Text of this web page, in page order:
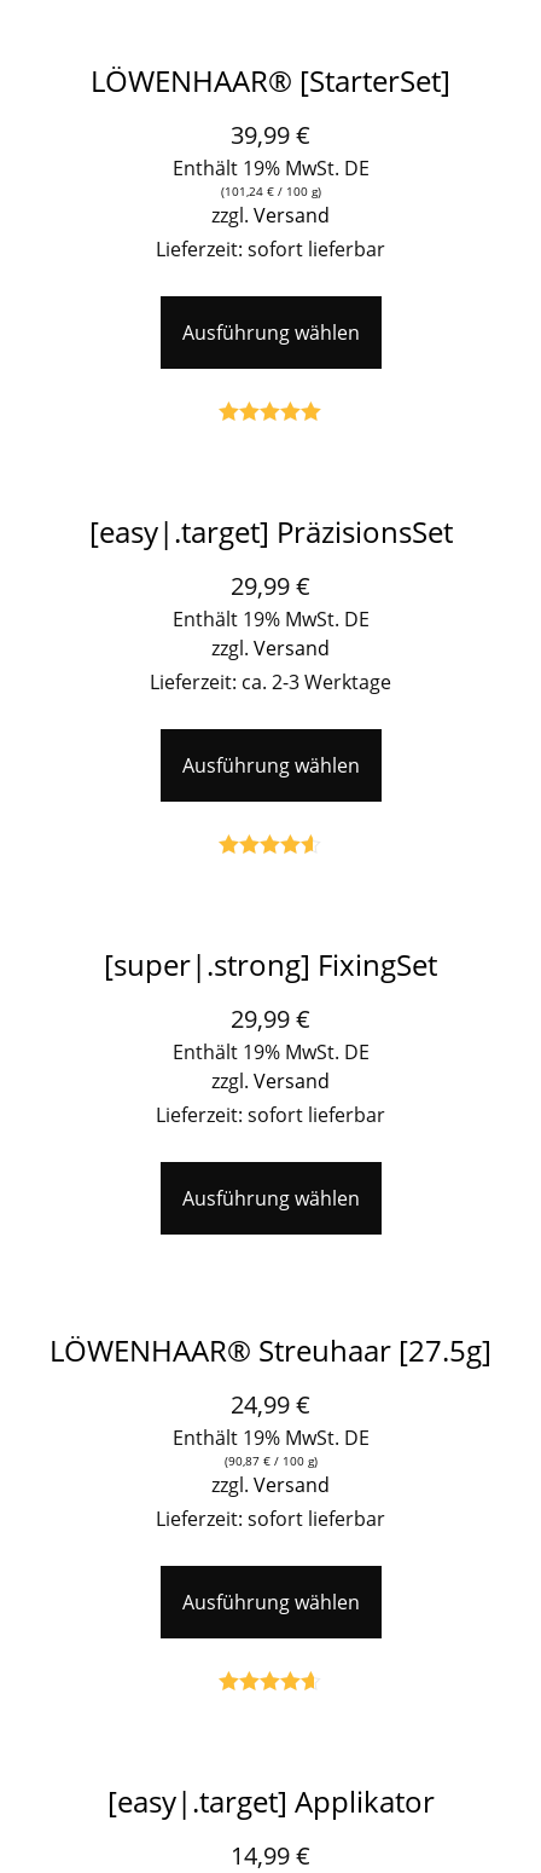
LÖWENHAAR® [StarterSet]
39,99€
Enthält 19% MwSt. DE
(101,24 €/ 100 g)
zzgl. Versand
Lieferzeit: sofort lieferbar
Ausführung wählen
[easy|.target] PräzisionsSet
29,99€
Enthält 19% MwSt. DE
zzgl. Versand
Lieferzeit: ca. 2-3 Werktage
Ausführung wählen
[super|.strong] FixingSet
29,99€
Enthält 19% MwSt. DE
zzgl. Versand
Lieferzeit: sofort lieferbar
Ausführung wählen
LÖWENHAAR® Streuhaar [27.5g]
24,99€
Enthält 19% MwSt. DE
(90,87 €/ 100 g)
zzgl. Versand
Lieferzeit: sofort lieferbar
Ausführung wählen
[easy|.target] Applikator
14,99€